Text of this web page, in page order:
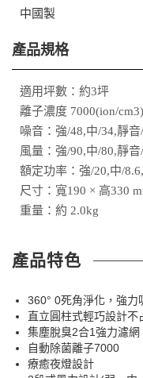
中國製
產品規格
適用坪數：約3坪
離子濃度 7000(ion/cm3)
噪音：強/48,中/34,靜
風量：強/90,中/80,靜
額定功率：強/20,中/
尺寸：寬190 × 高330
重量：約 2.0kg
產品特色
360° 0死角淨化，強
直立圓柱式輕巧設計不
集塵脫臭2合1強力濾網
自動除菌離子7000
療癒夜燈設計